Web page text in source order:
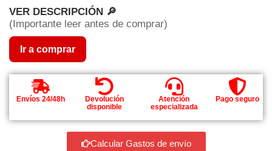
VER DESCRIPCIÓN 🔎
(Importante leer antes de comprar)
Ir a comprar
Envíos 24/48h
Devolución
disponible
Atención
especializada
Pago seguro
Calcular Gastos de envío